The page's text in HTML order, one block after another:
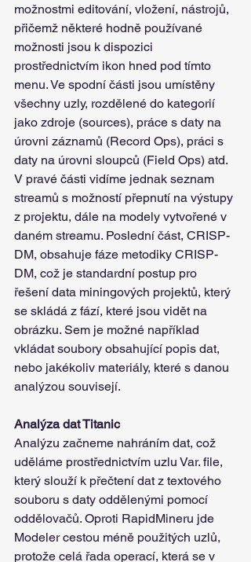
možnostmi editování, vložení, nástrojů,
přičemž některé hodně používané
možnosti jsou k dispozici
prostřednictvím ikon hned pod tímto
menu. Ve spodní části jsou umístěny
všechny uzly, rozdělené do kategorií
jako zdroje (sources), práce s daty na
úrovni záznamů (Record Ops), práci s
daty na úrovni sloupců (Field Ops) atd.
V pravé části vidíme jednak seznam
streamů s možností přepnutí na výstupy
z projektu, dále na modely vytvořené v
daném streamu. Poslední část, CRISP-
DM, obsahuje fáze metodiky CRISP-
DM, což je standardní postup pro
řešení data miningových projektů, který
se skládá z fází, které jsou vidět na
obrázku. Sem je možné například
vkládat soubory obsahující popis dat,
nebo jakékoliv materiály, které s danou
analýzou souvisejí.
Analýza dat Titanic
Analýzu začneme nahráním dat, což
uděláme prostřednictvím uzlu Var. file,
který slouží k přečtení dat z textového
souboru s daty oddělenými pomocí
oddělovačů. Oproti RapidMineru jde
Modeler cestou méně použitých uzlů,
protože celá řada operací, která se v